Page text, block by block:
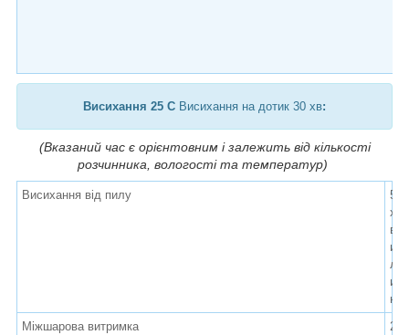
Висихання 25 C Висихання на дотик 30 хв:
(Вказаний час є орієнтовним і залежить від кількості
розчинника, вологості та температур)
Висихання від пилу
5
х
в
и
л
и
н
Міжшарова витримка
2